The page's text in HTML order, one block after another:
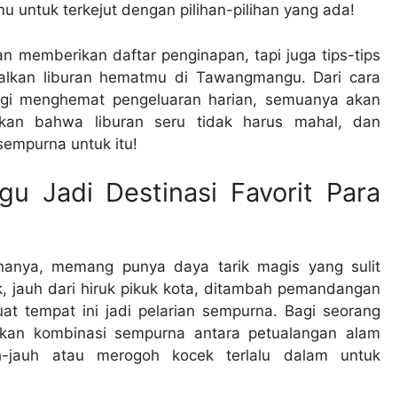
untuk terkejut dengan pilihan-pilihan yang ada!
memberikan daftar penginapan, tapi juga tips-tips
liburan hematmu di Tawangmangu. Dari cara
menghemat pengeluaran harian, semuanya akan
bahwa liburan seru tidak harus mahal, dan
untuk itu!
Jadi Destinasi Favorit Para
memang punya daya tarik magis yang sulit
jauh dari hiruk pikuk kota, ditambah pemandangan
tempat ini jadi pelarian sempurna. Bagi seorang
kombinasi sempurna antara petualangan alam
jauh atau merogoh kocek terlalu dalam untuk